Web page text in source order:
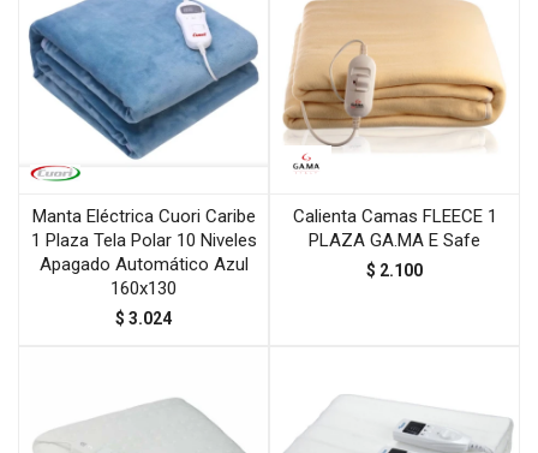
Manta Eléctrica Cuori Caribe
1 Plaza Tela Polar 10 Niveles
Apagado Automático Azul
160x130
$ 3.024
Calienta Camas FLEECE 1
PLAZA GA.MA E Safe
$ 2.100